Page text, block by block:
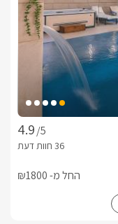
/5
החל מ- ₪1800